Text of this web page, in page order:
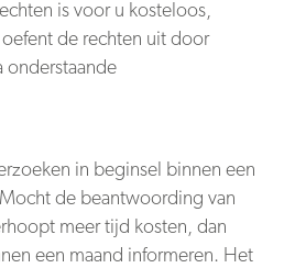
is voor u kosteloos,
de rechten uit door
onderstaande
in beginsel binnen een
de beantwoording van
meer tijd kosten, dan
een maand informeren. Het